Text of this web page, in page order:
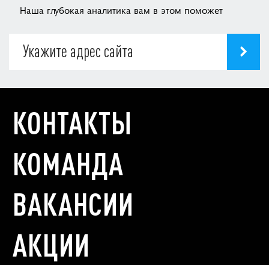
Наша глубокая аналитика вам в этом поможет
КОНТАКТЫ
КОМАНДА
ВАКАНСИИ
АКЦИИ